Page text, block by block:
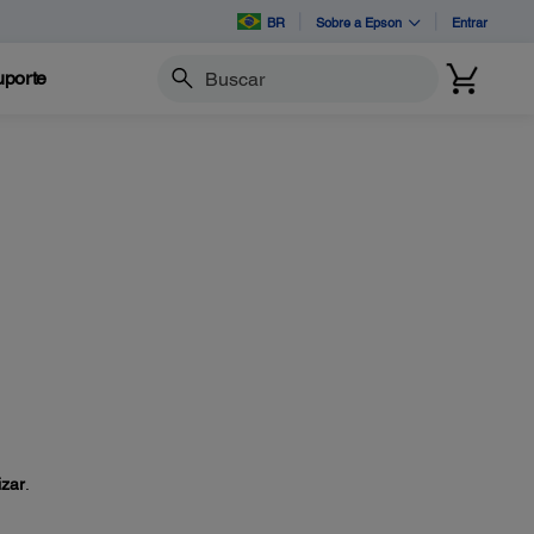
BR Sobre a Epson Entrar
Buscar
.